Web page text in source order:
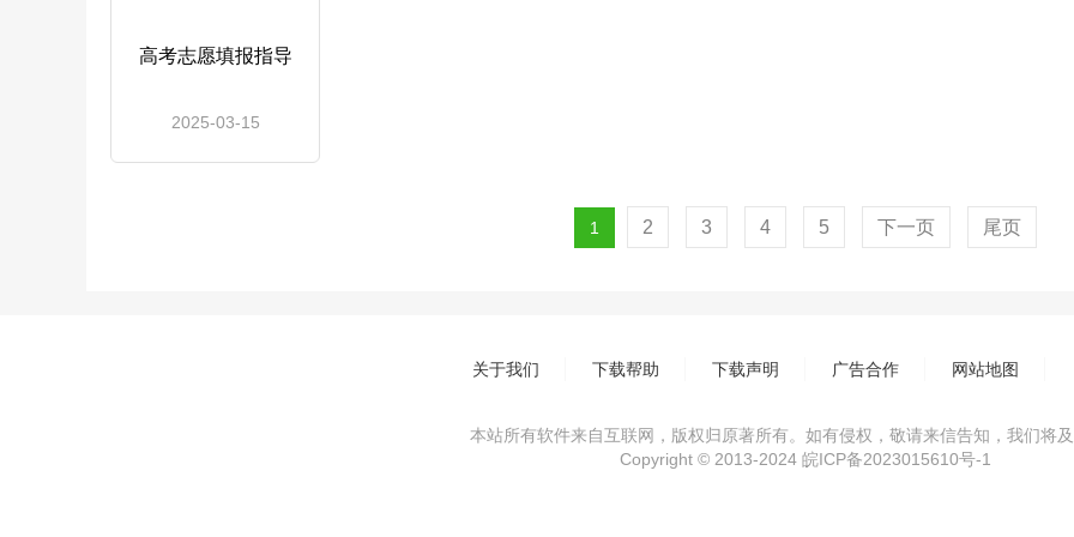
高考志愿填报指导
2025-03-15
1 2 3 4 5 下一页 尾页
关于我们 下载帮助 下载声明 广告合作 网站地图
本站所有软件来自互联网，版权归原著所有。如有侵权，敬请来信告知，我们将
Copyright © 2013-2024 皖ICP备2023015610号-1